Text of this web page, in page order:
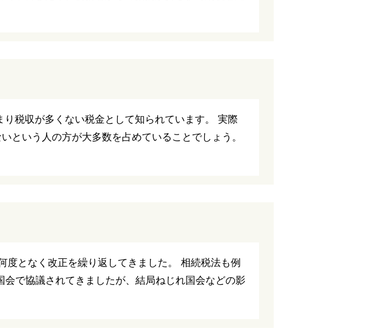
税収が多くない税金として知られています。 実際
という人の方が大多数を占めていることでしょう。
となく改正を繰り返してきました。 相続税法も例
で協議されてきましたが、結局ねじれ国会などの影